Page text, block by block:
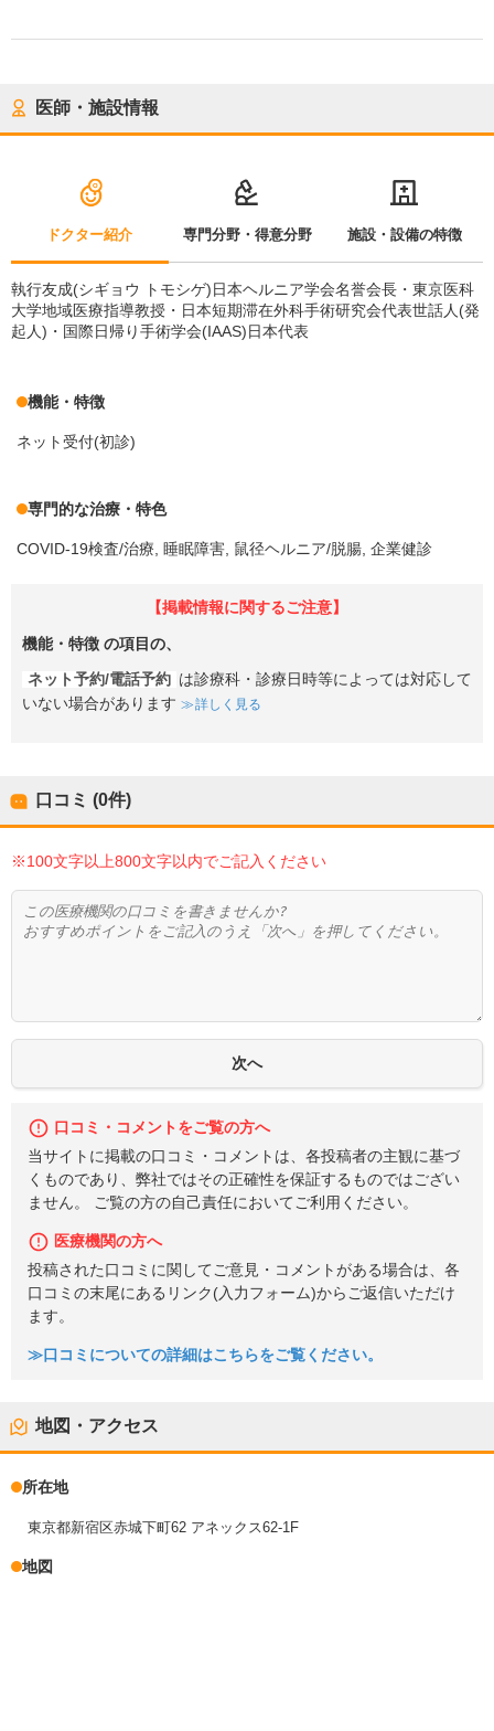
医師・施設情報
ドクター紹介 専門分野・得意分野 施設・設備の特徴
執行友成(シギョウ トモシゲ)日本ヘルニア学会名誉会長・東京医科
大学地域医療指導教授・日本短期滞在外科手術研究会代表世話人(発
起人)・国際日帰り手術学会(IAAS)日本代表
機能・特徴
ネット受付(初診)
専門的な治療・特色
COVID-19検査/治療 睡眠障害 鼠径ヘルニア/脱腸 企業健診
【掲載情報に関するご注意】
機能・特徴 の項目の、
ネット予約/電話予約 は診療科・診療日時等によっては対応して
いない場合があります
詳しく見る
口コミ (0件)
※100文字以上800文字以内でご記入ください
口コミ・コメントをご覧の方へ
当サイトに掲載の口コミ・コメントは、各投稿者の主観に基づ
くものであり、弊社ではその正確性を保証するものではござい
ません。 ご覧の方の自己責任においてご利用ください。
医療機関の方へ
投稿された口コミに関してご意見・コメントがある場合は、各
口コミの末尾にあるリンク(入力フォーム)からご返信いただけ
ます。
≫口コミについての詳細はこちらをご覧ください。
地図・アクセス
所在地
東京都新宿区赤城下町62 アネックス62-1F
地図